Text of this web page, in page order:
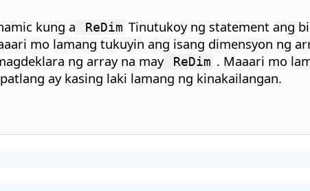
kung a ReDim Tinutukoy ng statement ang
mo lamang tukuyin ang isang dimensyon ng
ng array na may
ReDim . Maaari mo
ay kasing laki lamang ng kinakailangan.